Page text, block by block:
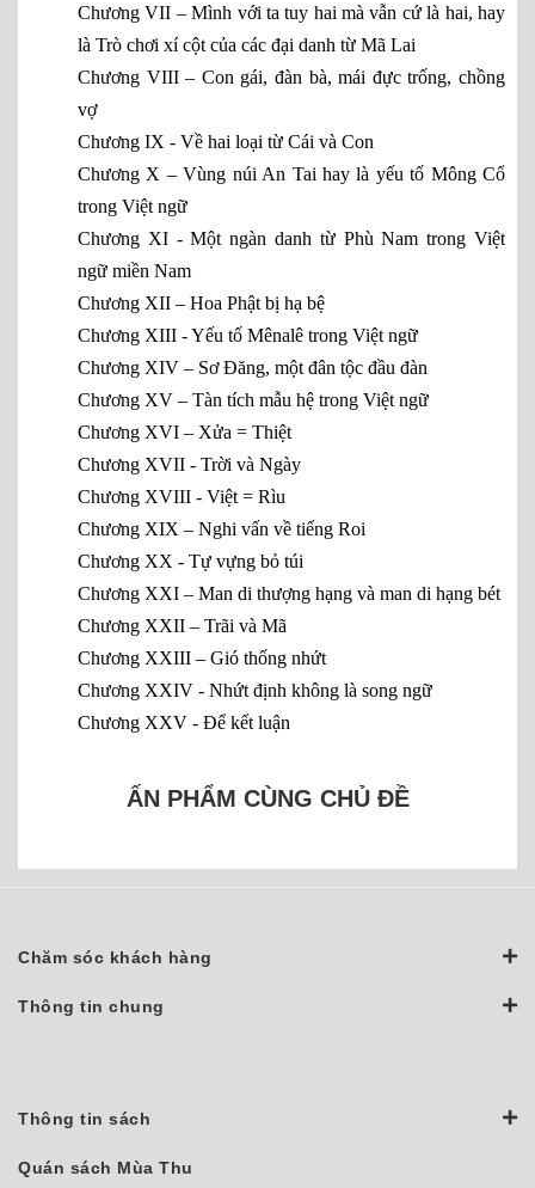
Chương VII – Mình với ta tuy hai mà vẫn cứ là hai, hay
là Trò chơi xí cột của các đại danh từ Mã Lai
Chương VIII – Con gái, đàn bà, mái đực trống, chồng
vợ
Chương IX - Về hai loại từ Cái và Con
Chương X – Vùng núi An Tai hay là yếu tố Mông Cổ
trong Việt ngữ
Chương XI - Một ngàn danh từ Phù Nam trong Việt
ngữ miền Nam
Chương XII – Hoa Phật bị hạ bệ
Chương XIII - Yếu tố Mênalê trong Việt ngữ
Chương XIV – Sơ Đăng, một đân tộc đầu đàn
Chương XV – Tàn tích mẫu hệ trong Việt ngữ
Chương XVI – Xửa = Thiệt
Chương XVII - Trời và Ngày
Chương XVIII - Việt = Rìu
Chương XIX – Nghi vấn về tiếng Roi
Chương XX - Tự vựng bỏ túi
Chương XXI – Man di thượng hạng và man di hạng bét
Chương XXII – Trãi và Mã
Chương XXIII – Gió thống nhứt
Chương XXIV - Nhứt định không là song ngữ
Chương XXV - Để kết luận
ẤN PHẨM CÙNG CHỦ ĐỀ
Chăm sóc khách hàng
Thông tin chung
Thông tin sách
Quán sách Mùa Thu